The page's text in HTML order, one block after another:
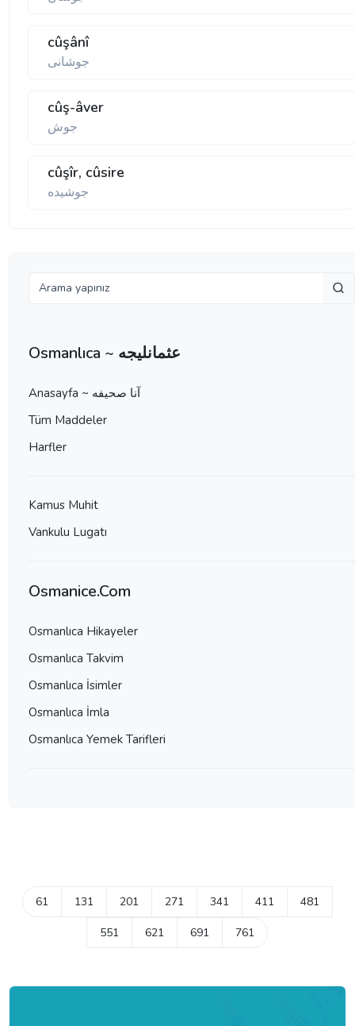
cûşânî
جوشانی
cûş-âver
جوش
cûşîr, cûsire
جوشيده
Osmanlıca ~ عثمانليجه
Anasayfa ~ آنا صحيفه
Tüm Maddeler
Harfler
Kamus Muhit
Vankulu Lugatı
Osmanice.Com
Osmanlıca Hikayeler
Osmanlıca Takvim
Osmanlıca İsimler
Osmanlıca İmla
Osmanlıca Yemek Tarifleri
61 131 201 271 341 411 481
551 621 691 761